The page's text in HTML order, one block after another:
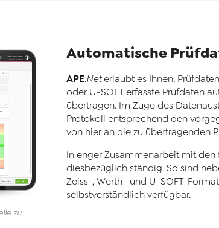
zu
Automatische
APE.Neterlaubt es Ihnen,
oder U-SOFT erfasste Prüfdaten
übertragen. Im Zuge des
Protokoll entsprechend den
von hier an die zu übertragenden
In enger Zusammenarbeit mit
diesbezüglich ständig. So sind
Zeiss-, Werth- und U-SOFT-
selbstverständlich verfügbar.